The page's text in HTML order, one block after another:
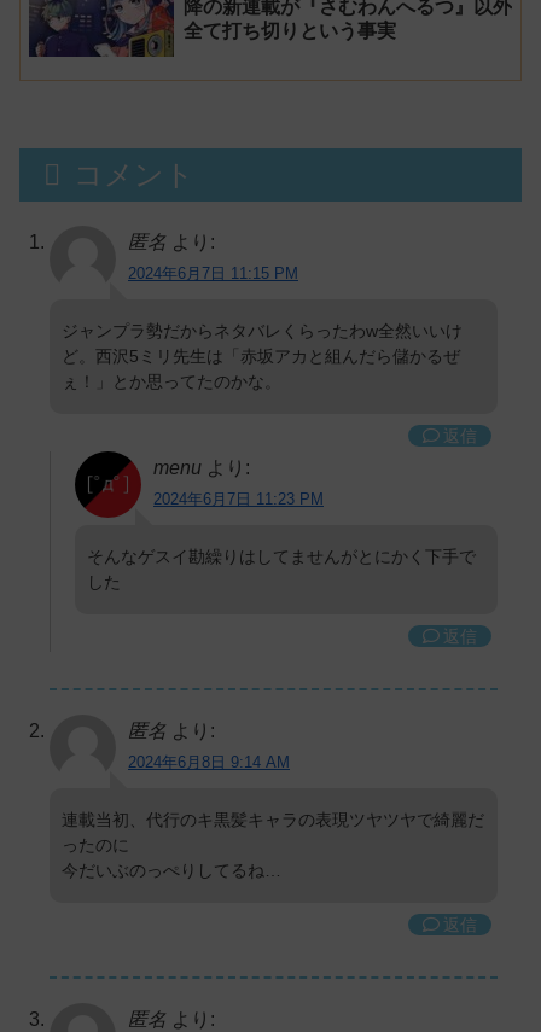
降の新連載が『さむわんへるつ』以外
全て打ち切りという事実
コメント
匿名 より:
2024年6月7日 11:15 PM
ジャンプラ勢だからネタバレくらったわw全然いいけ
ど。西沢5ミリ先生は「赤坂アカと組んだら儲かるぜ
ぇ！」とか思ってたのかな。
返信
menu より:
2024年6月7日 11:23 PM
そんなゲスイ勘繰りはしてませんがとにかく下手で
した
返信
匿名 より:
2024年6月8日 9:14 AM
連載当初、代行のキ黒髪キャラの表現ツヤツヤで綺麗だ
ったのに
今だいぶのっぺりしてるね…
返信
匿名 より: